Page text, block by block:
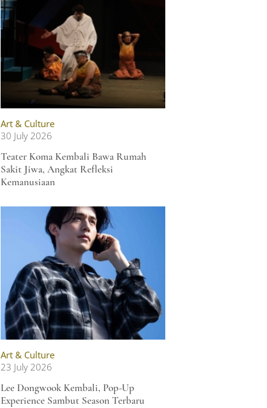
Art & Culture
30 July 2026
Teater Koma Kembali Bawa Rumah
Sakit Jiwa, Angkat Refleksi
Kemanusiaan
Art & Culture
23 July 2026
Lee Dongwook Kembali, Pop-Up
Experience Sambut Season Terbaru